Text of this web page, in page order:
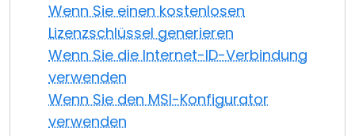
Wenn Sie einen kostenlosen
Lizenzschlüssel generieren
Wenn Sie die Internet-ID-Verbindung
verwenden
Wenn Sie den MSI-Konfigurator
verwenden